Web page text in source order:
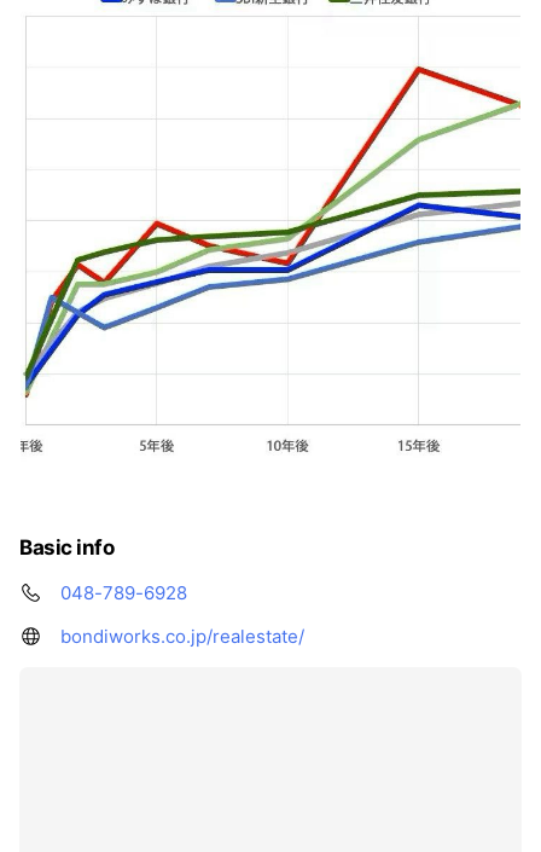
Basic info
048-789-6928
bondiworks.co.jp/realestate/